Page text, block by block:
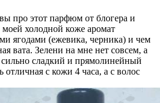
про этот парфюм от блогера и
холодной коже аромат
ягодами (ежевика, черника) и чем
вата. Зелени на мне нет совсем, а
сладкий и прямолинейный
отличная с кожи 4 часа, а с волос